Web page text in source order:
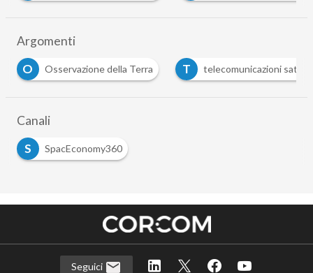
Argomenti
O
Osservazione della Terra T telecomunicazioni
Canali
S
SpacEconomy360
Seguici